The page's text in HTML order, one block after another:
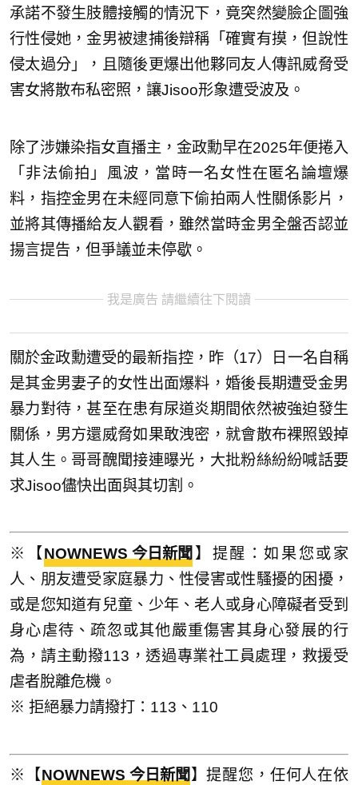
承諾不發生肢體接觸的情況下，竟突然變臉企圖強
行性侵她，金男被逮捕後辯稱「確實有摸，但說性
侵太過分」，且隨後更爆出他夥同友人傳訊威脅受
害女將散布私密照，讓Jisoo形象遭受波及。
除了涉嫌染指女直播主，金政勳早在2025年便捲入
「非法偷拍」風波，當時一名女性在匿名論壇爆
料，指控金男在未經同意下偷拍兩人性關係影片，
並將其傳播給友人觀看，雖然當時金男全盤否認並
揚言提告，但爭議並未停歇。
我是廣告 請繼續往下閱讀
關於金政勳遭受的最新指控，昨（17）日一名自稱
是其金男妻子的女性出面爆料，婚後長期遭受金男
暴力對待，甚至在患有尿道炎期間依然被強迫發生
關係，男方還威脅如果敢洩密，就會散布裸照毀掉
其人生。哥哥醜聞接連曝光，大批粉絲紛紛喊話要
求Jisoo儘快出面與其切割。
※【 NOWNEWS 今日新聞 】提醒：如果您或家
人、朋友遭受家庭暴力、性侵害或性騷擾的困擾，
或是您知道有兒童、少年、老人或身心障礙者受到
身心虐待、疏忽或其他嚴重傷害其身心發展的行
為，請主動撥113，透過專業社工員處理，救援受
虐者脫離危機。
※ 拒絕暴力請撥打：113、110
※【NOWNEWS 今日新聞 】提醒您，任何人在依